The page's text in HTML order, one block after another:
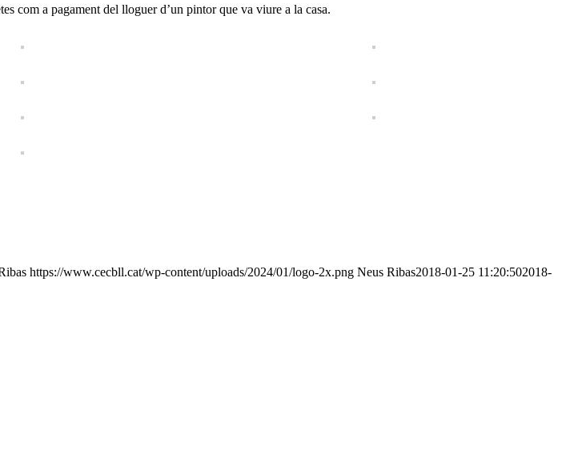
com a pagament del lloguer d’un pintor que va viure a la casa.
https://www.cecbll.cat/wp-content/uploads/2024/01/logo-2x.png Neus Ribas2018-01-25 11:20:502018-